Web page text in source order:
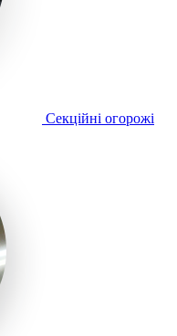
Секційні огорожі